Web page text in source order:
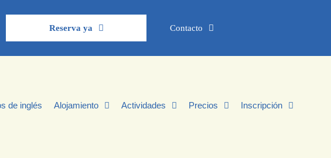
Reserva ya Contacto
de inglés Alojamiento Actividades Precios Inscripción